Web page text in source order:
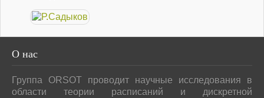
О нас
Группа ORSOT проводит научные исследования в
области теории расписаний и дискретной